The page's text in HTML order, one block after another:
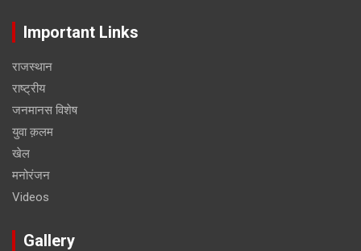
Important Links
राजस्थान
राष्ट्रीय
जनमानस विशेष
युवा क़लम
खेल
मनोरंजन
Videos
Gallery